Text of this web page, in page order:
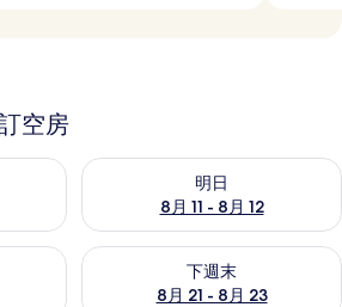
空房
可訂空房
明日
8月 11 - 8月 12
查看明日 8月 11 - 8月 12的可訂
的可訂空房
下週末
8月 21 - 8月 23
查看下週末 8月 21 - 8月 23的